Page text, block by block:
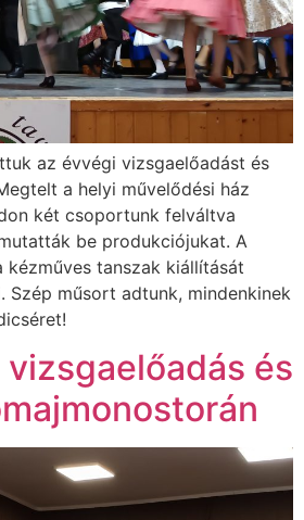
az évvégi vizsgaelőadást és
a helyi művelődési ház
két csoportunk felváltva
be produkciójukat. A
tanszak kiállítását
Szép műsort adtunk, mindenkinek
vizsgaelőadás és